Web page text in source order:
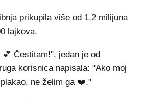
prikupila više od 1,2 milijuna
lajkova.
Čestitam!", jedan je od
korisnica napisala: "Ako moj
ne želim ga ❤️."